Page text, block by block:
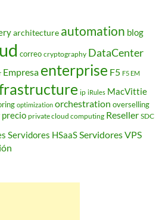
architecture automation blog
correo cryptography DataCenter
Empresa enterprise F5 F5 EM
ip iRules MacVittie
optimization orchestration overselling
precio private cloud computing Reseller SDC
Servidores HSaaSServidores VPS